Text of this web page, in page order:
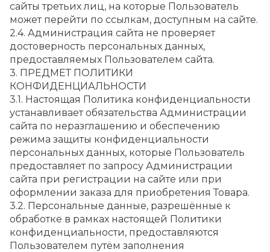
сайты третьих лиц, на которые Пользователь
может перейти по ссылкам, доступным на сайте.
2.4. Администрация сайта не проверяет
достоверность персональных данных,
предоставляемых Пользователем сайта.
3. ПРЕДМЕТ ПОЛИТИКИ
КОНФИДЕНЦИАЛЬНОСТИ
3.1. Настоящая Политика конфиденциальности
устанавливает обязательства Администрации
сайта по неразглашению и обеспечению
режима защиты конфиденциальности
персональных данных, которые Пользователь
предоставляет по запросу Администрации
сайта при регистрации на сайте или при
оформлении заказа для приобретения Товара.
3.2. Персональные данные, разрешённые к
обработке в рамках настоящей Политики
конфиденциальности, предоставляются
Пользователем путём заполнения